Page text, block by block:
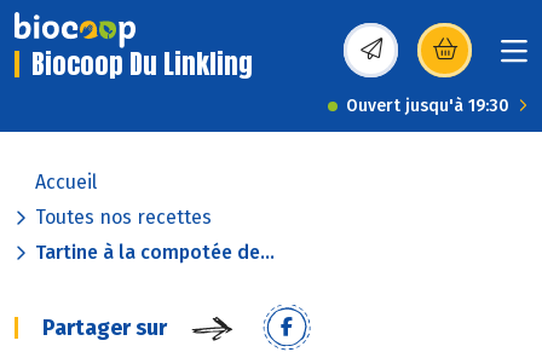
Biocoop Du Linkling (s’ouvre dans une
Ouvert jusqu'à 19:30
Accueil
Toutes nos recettes
Tartine à la compotée de...
Partager sur